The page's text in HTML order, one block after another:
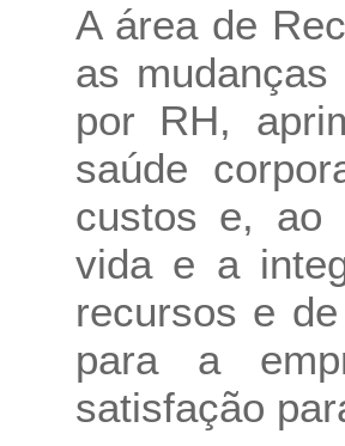
A área de
as mudanças
por RH,
saúde
custos e, ao
vida e a
recursos e
para a
satisfação